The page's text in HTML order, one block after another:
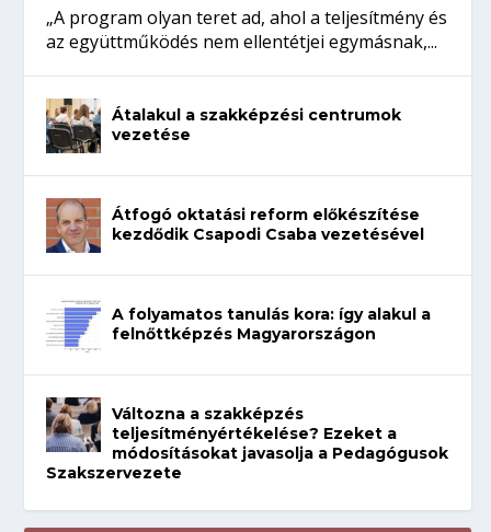
„A program olyan teret ad, ahol a teljesítmény és
az együttműködés nem ellentétjei egymásnak,...
Átalakul a szakképzési centrumok
vezetése
Átfogó oktatási reform előkészítése
kezdődik Csapodi Csaba vezetésével
A folyamatos tanulás kora: így alakul a
felnőttképzés Magyarországon
Változna a szakképzés
teljesítményértékelése? Ezeket a
módosításokat javasolja a Pedagógusok
Szakszervezete